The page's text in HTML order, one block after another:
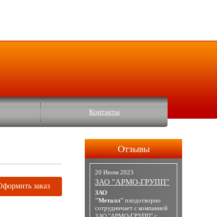
Контакты
заказ
Отзывы
20 Июня 2023
ЗАО "АРМО-ГРУПП"
ЗАО
"Металл" плодотворно
сотрудничает с компанией